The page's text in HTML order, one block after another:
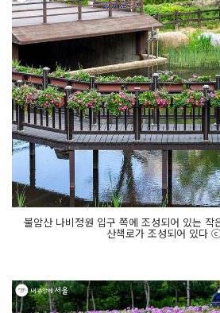
불암산 나비정원 입구 쪽에 조성되어 있는 작
산책로가 조성되어 있다